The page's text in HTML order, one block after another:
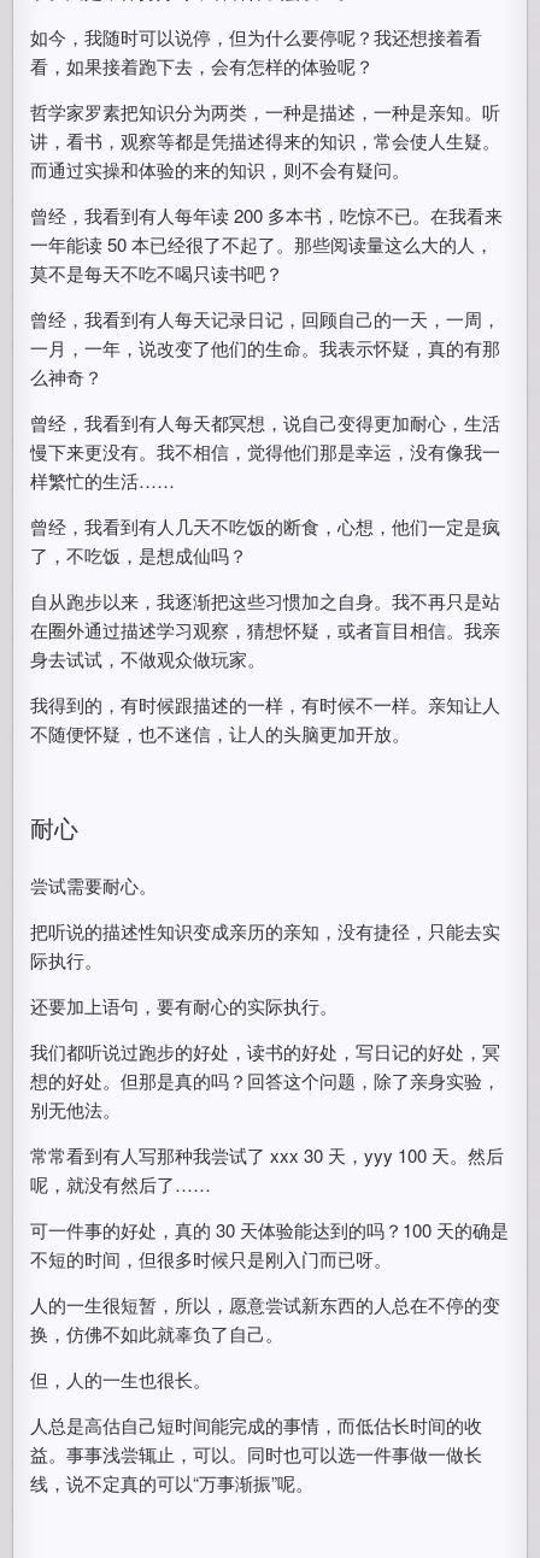
如今，我随时可以说停，但为什么要停呢？我还想接着看
看，如果接着跑下去，会有怎样的体验呢？
哲学家罗素把知识分为两类，一种是描述，一种是亲知。听
讲，看书，观察等都是凭描述得来的知识，常会使人生疑。
而通过实操和体验的来的知识，则不会有疑问。
曾经，我看到有人每年读 200 多本书，吃惊不已。在我看来
一年能读 50 本已经很了不起了。那些阅读量这么大的人，
莫不是每天不吃不喝只读书吧？
曾经，我看到有人每天记录日记，回顾自己的一天，一周，
一月，一年，说改变了他们的生命。我表示怀疑，真的有那
么神奇？
曾经，我看到有人每天都冥想，说自己变得更加耐心，生活
慢下来更没有。我不相信，觉得他们那是幸运，没有像我一
样繁忙的生活……
曾经，我看到有人几天不吃饭的断食，心想，他们一定是疯
了，不吃饭，是想成仙吗？
自从跑步以来，我逐渐把这些习惯加之自身。我不再只是站
在圈外通过描述学习观察，猜想怀疑，或者盲目相信。我亲
身去试试，不做观众做玩家。
我得到的，有时候跟描述的一样，有时候不一样。亲知让人
不随便怀疑，也不迷信，让人的头脑更加开放。
耐心
尝试需要耐心。
把听说的描述性知识变成亲历的亲知，没有捷径，只能去实
际执行。
还要加上语句，要有耐心的实际执行。
我们都听说过跑步的好处，读书的好处，写日记的好处，冥
想的好处。但那是真的吗？回答这个问题，除了亲身实验，
别无他法。
常常看到有人写那种我尝试了 xxx 30 天，yyy 100 天。然后
呢，就没有然后了……
可一件事的好处，真的 30 天体验能达到的吗？100 天的确是
不短的时间，但很多时候只是刚入门而已呀。
人的一生很短暂，所以，愿意尝试新东西的人总在不停的变
换，仿佛不如此就辜负了自己。
但，人的一生也很长。
人总是高估自己短时间能完成的事情，而低估长时间的收
益。事事浅尝辄止，可以。同时也可以选一件事做一做长
线，说不定真的可以“万事渐振”呢。